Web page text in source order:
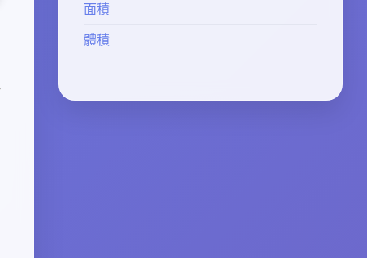
面積
體積